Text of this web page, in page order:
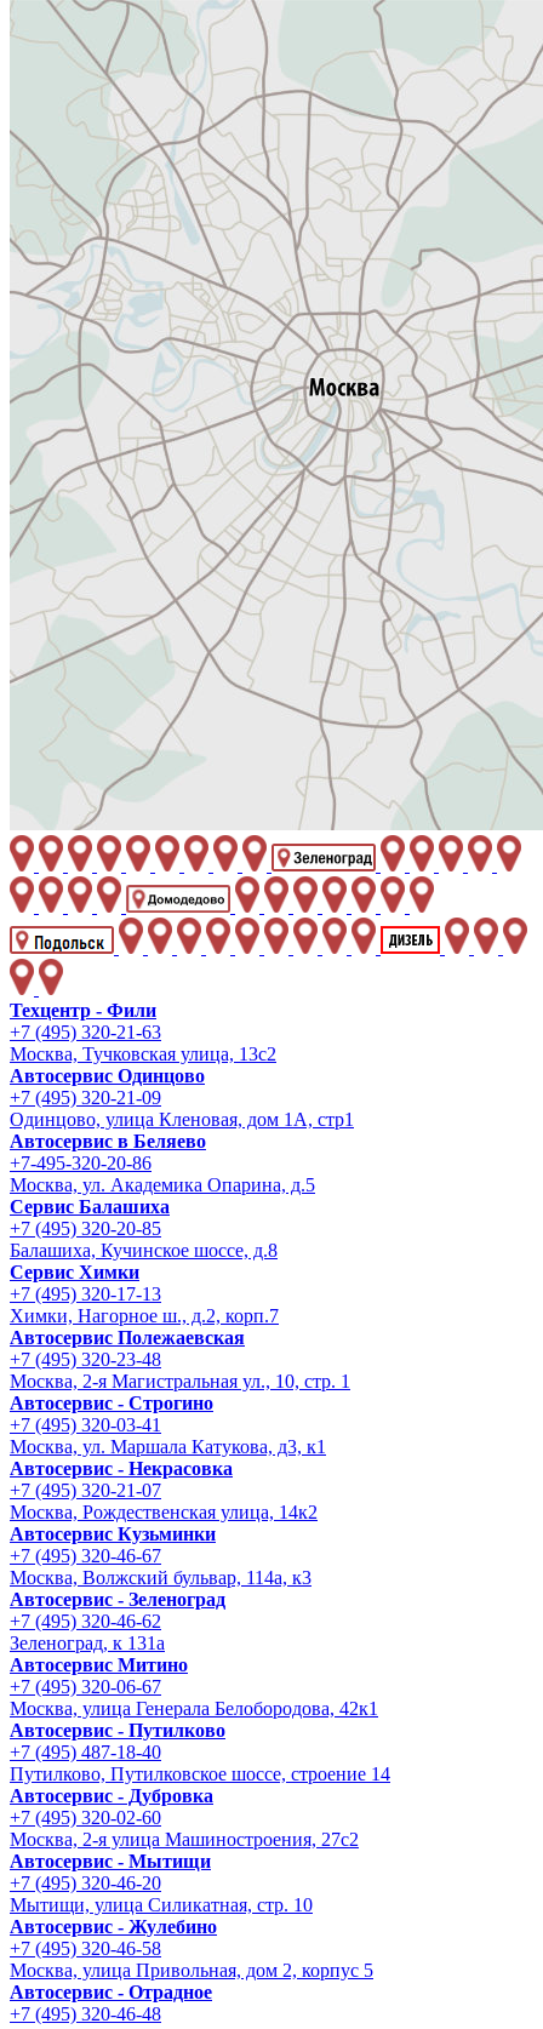
Техцентр - Фили
+7 (495) 320-21-63
Москва, Тучковская улица, 13с2
Автосервис Одинцово
+7 (495) 320-21-09
Одинцово, улица Кленовая, дом 1А, стр1
Автосервис в Беляево
+7-495-320-20-86
Москва, ул. Академика Опарина, д.5
Сервис Балашиха
+7 (495) 320-20-85
Балашиха, Кучинское шоссе, д.8
Сервис Химки
+7 (495) 320-17-13
Химки, Нагорное ш., д.2, корп.7
Автосервис Полежаевская
+7 (495) 320-23-48
Москва, 2-я Магистральная ул., 10, стр. 1
Автосервис - Строгино
+7 (495) 320-03-41
Москва, ул. Маршала Катукова, д3, к1
Автосервис - Некрасовка
+7 (495) 320-21-07
Москва, Рождественская улица, 14к2
Автосервис Кузьминки
+7 (495) 320-46-67
Москва, Волжский бульвар, 114а, к3
Автосервис - Зеленоград
+7 (495) 320-46-62
Зеленоград, к 131а
Автосервис Митино
+7 (495) 320-06-67
Москва, улица Генерала Белобородова, 42к1
Автосервис - Путилково
+7 (495) 487-18-40
Путилково, Путилковское шоссе, строение 14
Автосервис - Дубровка
+7 (495) 320-02-60
Москва, 2-я улица Машиностроения, 27с2
Автосервис - Мытищи
+7 (495) 320-46-20
Мытищи, улица Силикатная, стр. 10
Автосервис - Жулебино
+7 (495) 320-46-58
Москва, улица Привольная, дом 2, корпус 5
Автосервис - Отрадное
+7 (495) 320-46-48